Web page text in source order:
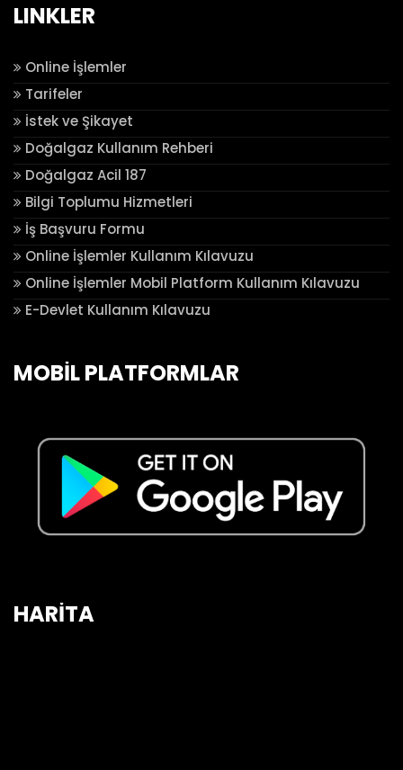
LINKLER
Online İşlemler
Tarifeler
İstek ve Şikayet
Doğalgaz Kullanım Rehberi
Doğalgaz Acil 187
Bilgi Toplumu Hizmetleri
İş Başvuru Formu
Online İşlemler Kullanım Kılavuzu
Online İşlemler Mobil Platform Kullanım Kılavuzu
E-Devlet Kullanım Kılavuzu
MOBİL PLATFORMLAR
HARİTA